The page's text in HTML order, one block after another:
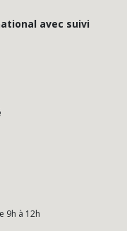
avec suivi
9h à 12h